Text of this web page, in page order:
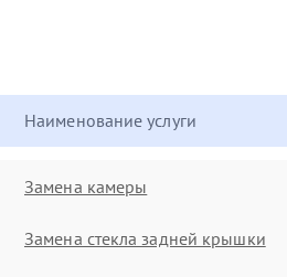
Наименование услуги
Замена камеры
Замена стекла задней крышки